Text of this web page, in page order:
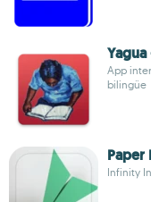
App
bilingüe
Paper
Infinity